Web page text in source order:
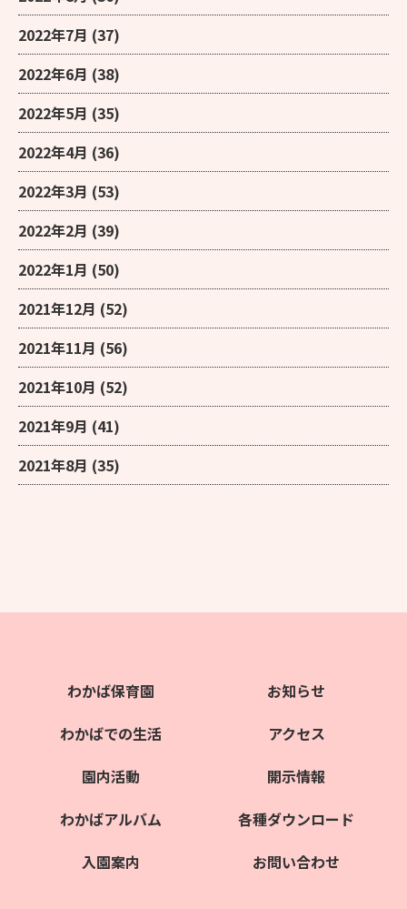
2022年7月 (37)
2022年6月 (38)
2022年5月 (35)
2022年4月 (36)
2022年3月 (53)
2022年2月 (39)
2022年1月 (50)
2021年12月 (52)
2021年11月 (56)
2021年10月 (52)
2021年9月 (41)
2021年8月 (35)
わかば保育園
わかばでの生活
園内活動
わかばアルバム
入園案内
お知らせ
アクセス
開示情報
各種ダウンロード
お問い合わせ